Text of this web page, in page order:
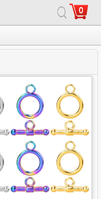
0
to collapse contents
利予約します。